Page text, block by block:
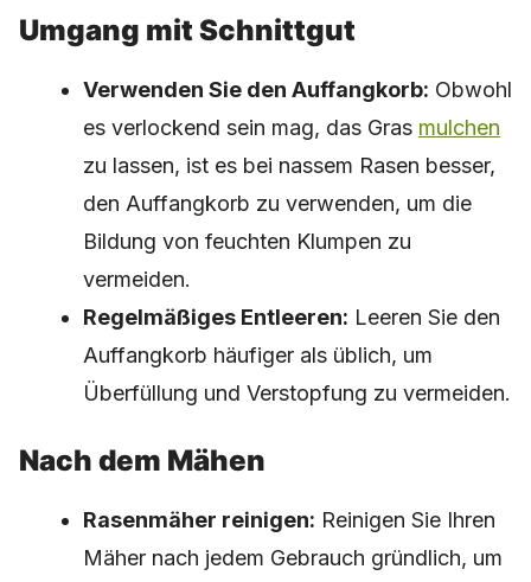
Umgang mit Schnittgut
Verwenden Sie den Auffangkorb: Obwohl
es verlockend sein mag, das Gras mulchen
zu lassen, ist es bei nassem Rasen besser,
den Auffangkorb zu verwenden, um die
Bildung von feuchten Klumpen zu
vermeiden.
Regelmäßiges Entleeren: Leeren Sie den
Auffangkorb häufiger als üblich, um
Überfüllung und Verstopfung zu vermeiden.
Nach dem Mähen
Rasenmäher reinigen: Reinigen Sie Ihren
Mäher nach jedem Gebrauch gründlich, um